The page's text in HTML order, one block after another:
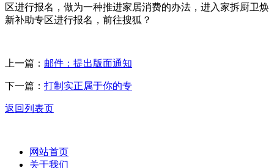
区进行报名，做为一种推进家居消费的办法，进入家拆厨卫焕
新补助专区进行报名，前往搜狐？
上一篇： 邮件：提出版面通知
下一篇： 打制实正属于你的专
返回列表页
网站首页
关于我们